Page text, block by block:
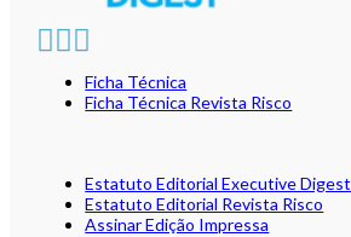
Ficha Técnica
Ficha Técnica Revista Risco
Estatuto Editorial Executive Digest
Estatuto Editorial Revista Risco
Assinar Edição Impressa